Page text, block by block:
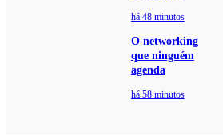
há 48 minutos
O networking
que ninguém
agenda
há 58 minutos